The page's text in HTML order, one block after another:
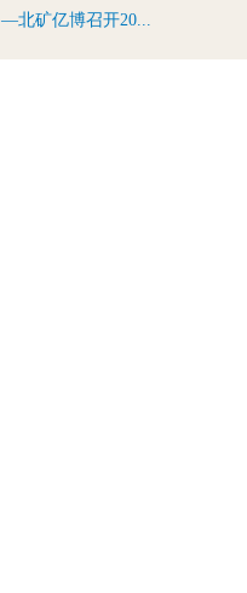
—北矿亿博召开20...